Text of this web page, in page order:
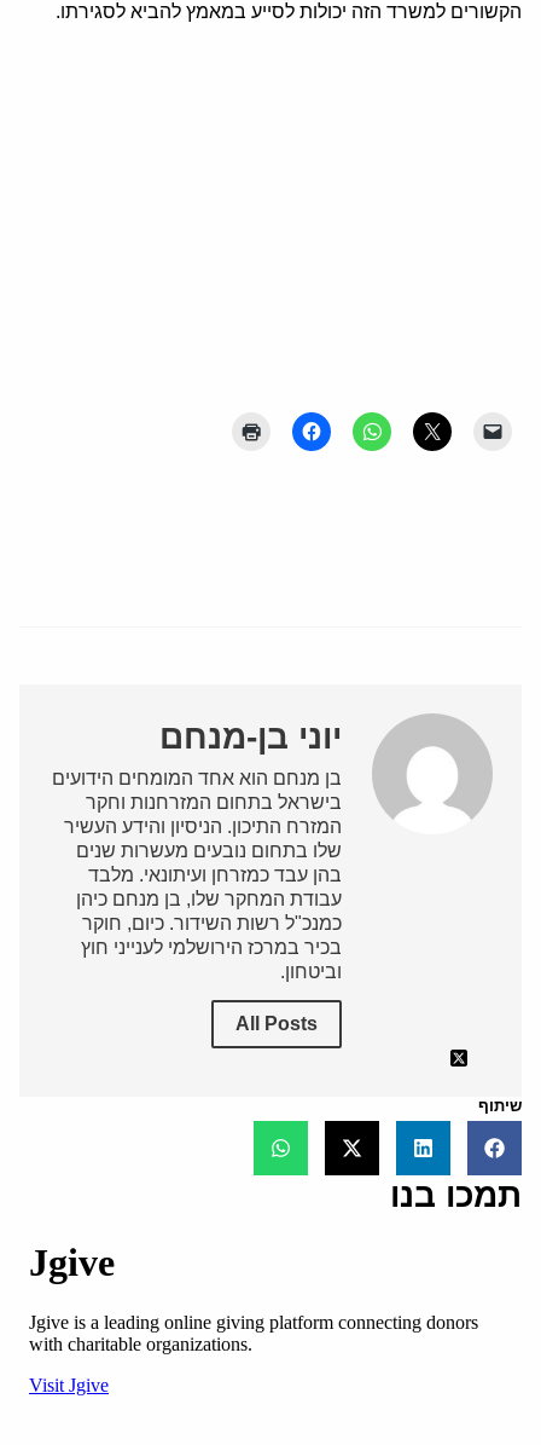
הקשורים למשרד הזה יכולות לסייע במאמץ להביא לסגירתו.
יוני בן-מנחם
בן מנחם הוא אחד המומחים הידועים
בישראל בתחום המזרחנות וחקר
המזרח התיכון. הניסיון והידע העשיר
שלו בתחום נובעים מעשרות שנים
בהן עבד כמזרחן ועיתונאי. מלבד
עבודת המחקר שלו, בן מנחם כיהן
כמנכ"ל רשות השידור. כיום, חוקר
בכיר במרכז הירושלמי לענייני חוץ
וביטחון.
All Posts
שיתוף
תמכו בנו